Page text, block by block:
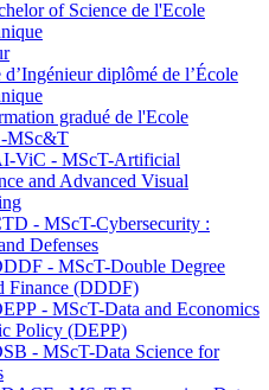
of Science de l'Ecole
diplômé de l’École
gradué de l'Ecole
-MSc&T
ViC - MScT-Artificial
and Advanced Visual
- MScT-Cybersecurity :
Defenses
- MScT-Double Degree
Finance (DDDF)
- MScT-Data and Economics
Policy (DEPP)
- MScT-Data Science for